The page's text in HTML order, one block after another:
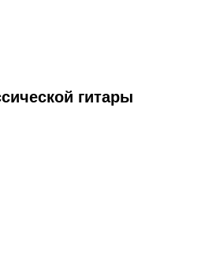
гитары